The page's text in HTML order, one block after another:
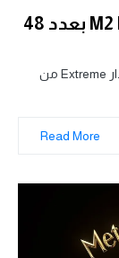
ابل تخطط لإطلاق معالج M2 Extreme بعدد 48
أوضح تقرير بلومبرغ خطط ابل القادمة لإطلاق إصدار Extreme من
Read More